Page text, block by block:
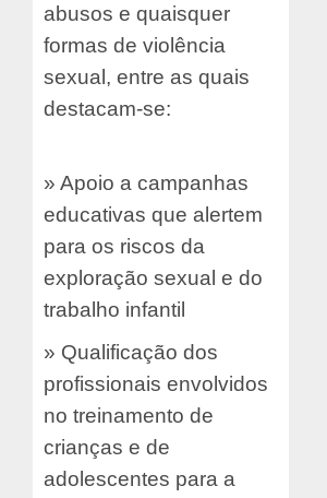
abusos e quaisquer
formas de violência
sexual, entre as quais
destacam-se:
» Apoio a campanhas
educativas que alertem
para os riscos da
exploração sexual e do
trabalho infantil
» Qualificação dos
profissionais envolvidos
no treinamento de
crianças e de
adolescentes para a